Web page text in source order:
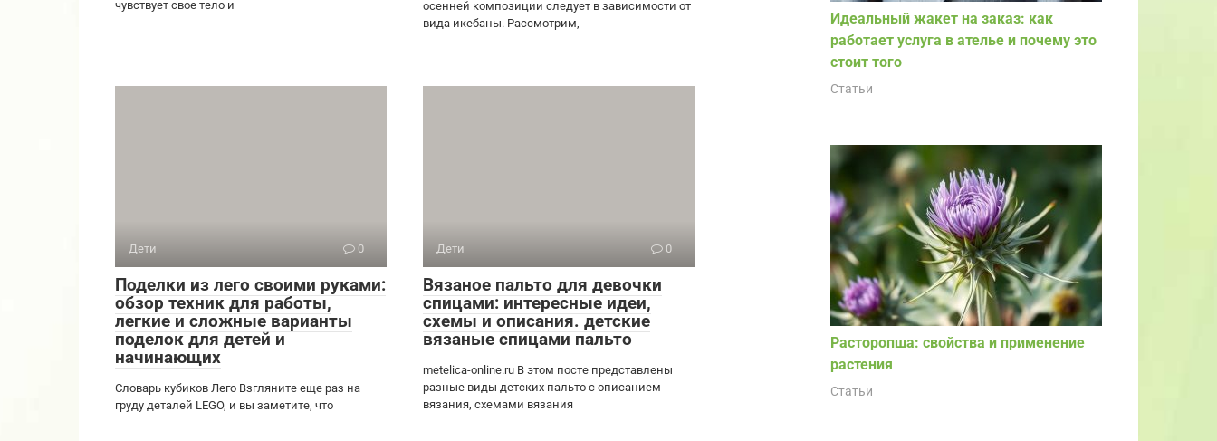
чувствует свое тело и
осенней композиции следует в зависимости от
вида икебаны. Рассмотрим,
Дети 0
Поделки из лего своими руками:
обзор техник для работы,
легкие и сложные варианты
поделок для детей и
начинающих
Словарь кубиков Лего Взгляните еще раз на
груду деталей LEGO, и вы заметите, что
Дети 0
Вязаное пальто для девочки
спицами: интересные идеи,
схемы и описания. детские
вязаные спицами пальто
metelica-online.ru В этом посте представлены
разные виды детских пальто с описанием
вязания, схемами вязания
Идеальный жакет на заказ: как
работает услуга в ателье и почему это
стоит того
Статьи
Расторопша: свойства и применение
растения
Статьи